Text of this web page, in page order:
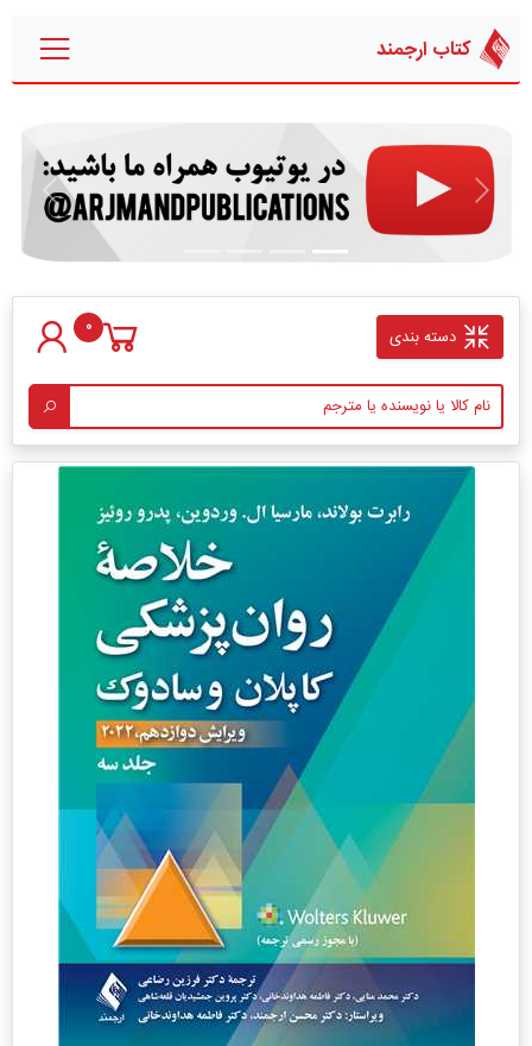
کتاب ارجمند
قبلی بعدی
دسته بندی 0